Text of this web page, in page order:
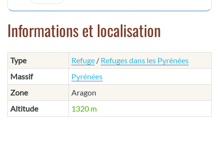
Informations et localisation
Type Refuge / Refuges dans les Pyrénées
Massif
Pyrénées
Zone
Aragon
Altitude
1320 m